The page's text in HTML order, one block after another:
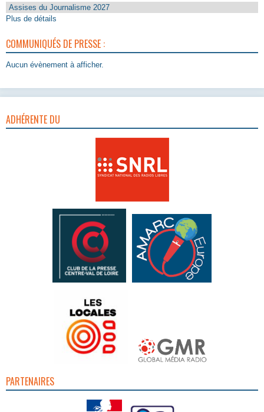
Assises du Journalisme 2027
Plus de détails
COMMUNIQUÉS DE PRESSE :
Aucun évènement à afficher.
ADHÉRENTE DU
PARTENAIRES